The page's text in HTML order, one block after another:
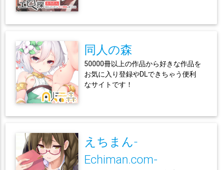
同人の森
50000冊以上の作品から好きな作品を
お気に入り登録やDLできちゃう便利
なサイトです！
えちまん-
Echiman.com-